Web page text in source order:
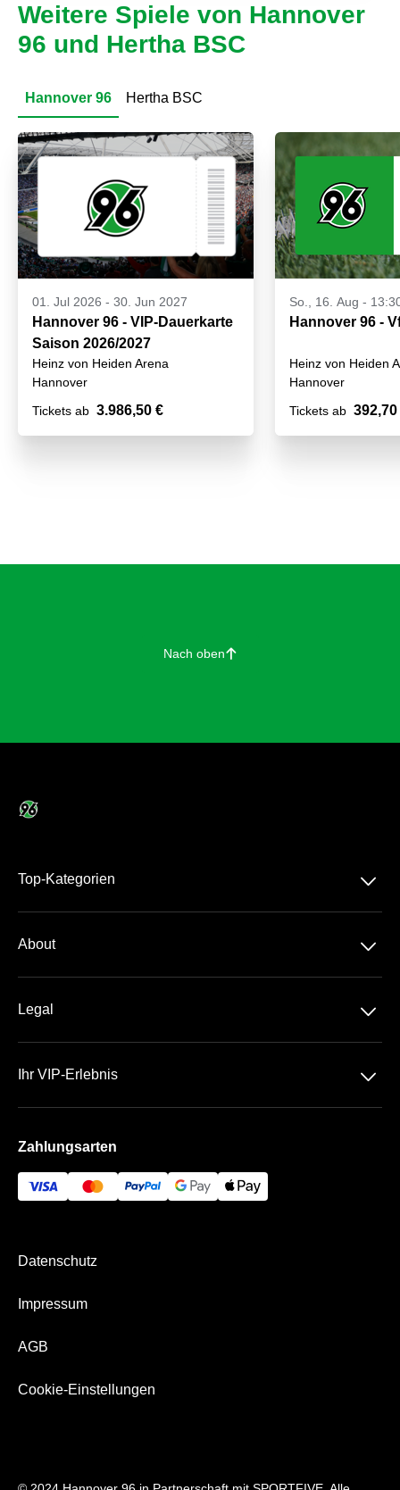
Weitere Spiele von Hannover
96 und Hertha BSC
Hannover 96 Hertha BSC
01. Jul 2026 - 30. Jun 2027
Hannover 96 - VIP-Dauerkarte
Saison 2026/2027
Heinz von Heiden Arena
Hannover
Tickets ab 3.986,50 €
So., 16. Aug -
Hannover 96 -
Heinz von Heiden
Hannover
Tickets ab 392,70
Nach oben􀄨
Top-Kategorien 􀆈
DFB-Pokal
About 􀆈
Team
Legal 􀆈
Ihr VIP-Erlebnis 􀆈
96-VIP-Portal
Zahlungsarten
Datenschutz
Impressum
AGB
Cookie-Einstellungen